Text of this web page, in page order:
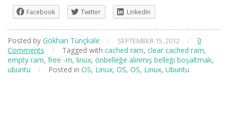
Facebook
Twitter LinkedIn
Posted by Gökhan Tunçkale / SEPTEMBER 15, 2012 /
0
Comments
/ Tagged with cached ram, clear cached ram,
empty ram, free -m, linux, önbelleğe alınmış belleği boşaltmak,
ubuntu
/ Posted in OS, Linux, OS, OS, Linux, Ubuntu